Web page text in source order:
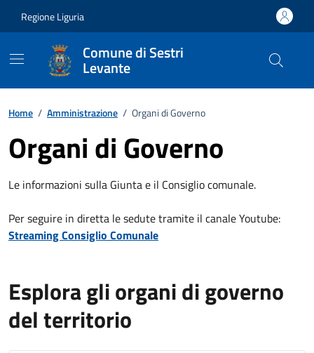
Regione Liguria
Comune di Sestri
Levante
Home / Amministrazione / Organi di Governo
Organi di Governo
Le informazioni sulla Giunta e il Consiglio comunale.
Per seguire in diretta le sedute tramite il canale Youtube:
Streaming Consiglio Comunale
Esplora gli organi di governo
del territorio